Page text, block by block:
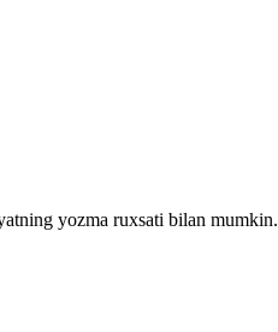
yozma ruxsati bilan mumkin.